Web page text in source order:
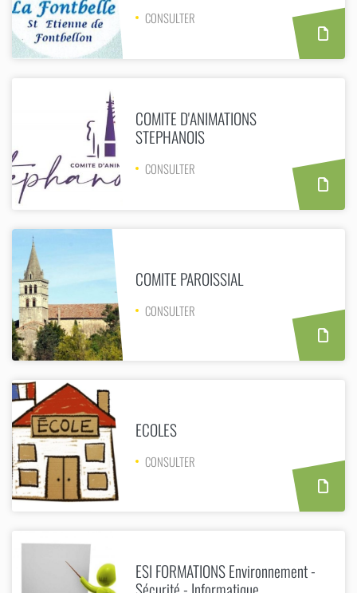
CONSULTER
COMITE D'ANIMATIONS
STEPHANOIS
CONSULTER
COMITE PAROISSIAL
CONSULTER
ECOLES
CONSULTER
ESI FORMATIONS Environnement -